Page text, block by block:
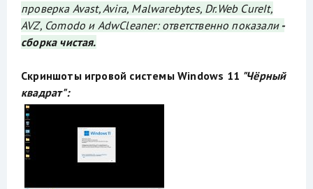
проверка Avast, Avira, Malwarebytes, Dr.Web CureIt,
AVZ, Comodo и AdwCleaner: ответственно показали-
сборка чистая.
Скриншоты игровой системы Windows 11 "Чёрный
квадрат":